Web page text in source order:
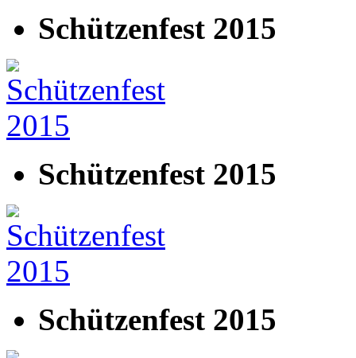
Schützenfest 2015
Schützenfest 2015
Schützenfest 2015